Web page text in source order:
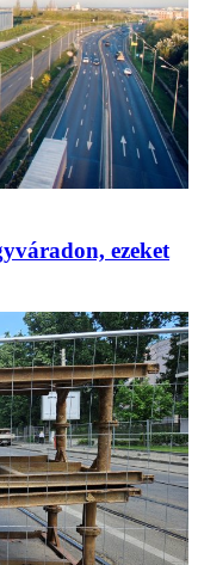
ezeket